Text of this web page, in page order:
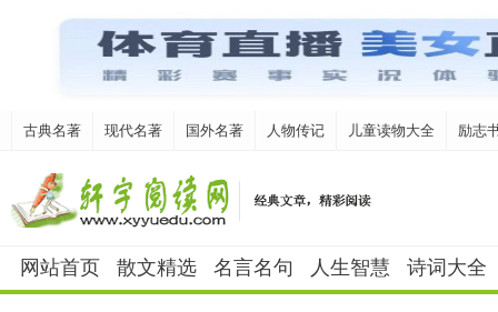
古典名著 现代名著 国外名著 人物传记 儿童读物大全 励志
网站首页 散文精选 名言名句 人生智慧 诗词大全